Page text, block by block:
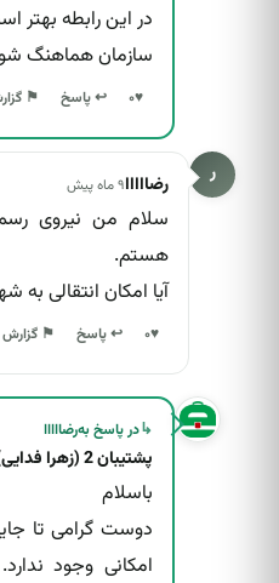
در این رابطه بهتر
سازمان هماهنگ
♥۰ ↩ پاسخ ⚑
ر رضااااا۹ ماه پیش
سلام من نیروی
هستم.
آیا امکان انتقالی
♥۰ ↩ پاسخ ⚑ گزارش
↳در پاسخ بهرضااااا
پشتیبان 2 (زهرا فدایی)
باسلام
دوست گرامی تا
امکانی وجود